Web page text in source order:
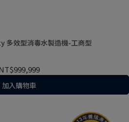
多效型消毒水製造機-工商型
加入購物車